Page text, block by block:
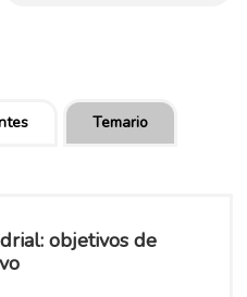
Temario
objetivos de